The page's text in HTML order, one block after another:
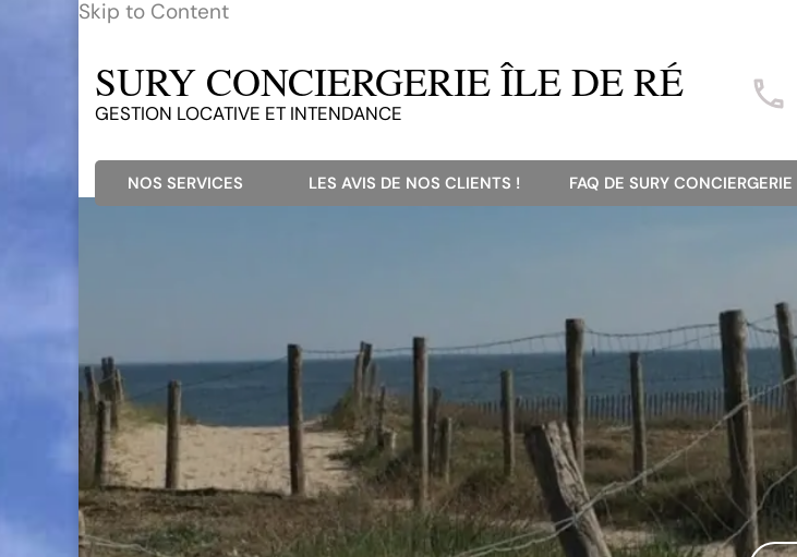
Skip to Content
SURY CONCIERGERIE ÎLE DE RÉ
GESTION LOCATIVE ET INTENDANCE
NOS SERVICES LES AVIS DE NOS CLIENTS ! FAQ DE SURY CONCIERGERIE